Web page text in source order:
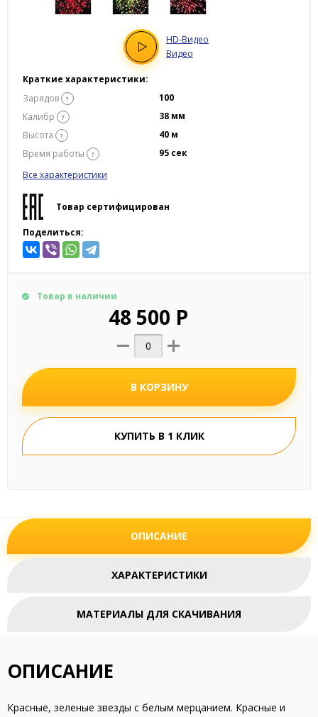
HD-Видео
Видео
Краткие характеристики:
Зарядов
?
100
Калибр
?
38 мм
Высота
?
40 м
Время работы
?
95 сек
Все характеристики
Товар сертифицирован
Поделиться:
Товар в наличии
48 500 Р
В КОРЗИНУ
КУПИТЬ В 1 КЛИК
ОПИСАНИЕ
ХАРАКТЕРИСТИКИ
МАТЕРИАЛЫ ДЛЯ СКАЧИВАНИЯ
ОПИСАНИЕ
Красные, зеленые звезды с белым мерцанием. Красные и